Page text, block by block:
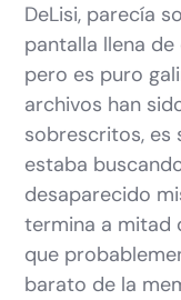
DeLisi, parecía
pantalla llena
pero es puro
archivos han
sobrescritos, es
estaba
desaparecido
termina a mitad
que
barato de la